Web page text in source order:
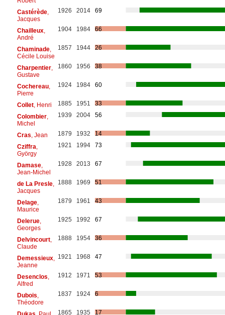
Castérède,
Jacques
1926 2014 69
Chailleux,
André
1904 1984 66
Chaminade,
Cécile Louise
1857 1944 26
Charpentier,
Gustave
1860 1956 38
Cochereau,
Pierre
1924 1984 60
Collet, Henri 1885 1951
33
Colombier,
Michel
1939 2004 56
Cras , Jean 1879 1932
14
Cziffra
György
1921 1994 73
Damase,
Jean-Michel
1928 2013 67
de La Presle,
Jacques
1888 1969 51
Delage,
Maurice
1879 1961 43
Delerue,
Georges
1925 1992 67
Delvincourt,
Claude
1888 1954 36
Demessieux,
Jeanne
1921 1968 47
Desenclos
Alfred
1912 1971 53
Dubois
Théodore
1837 1924 6
1865 1935 17